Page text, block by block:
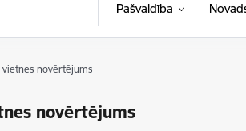
Pašvaldība
vietnes novērtējums
novērtējums